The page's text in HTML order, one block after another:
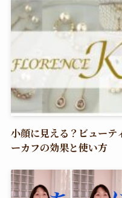
小顔に見える？ビューテ
ーカフの効果と使い方